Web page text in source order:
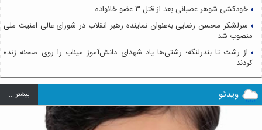
خودکشی شوهر عصبانی بعد از قتل ۳ عضو خانواده
سرلشکر محسن رضایی به‌عنوان نماینده رهبر انقلاب در شورای عالی امنیت ملی
منصوب شد
از رشت تا بندرلنگه؛ رشتی‌ها یاد شهدای دانش‌آموز میناب را روی صحنه زنده
کردند
ویدئو بيشتر ...